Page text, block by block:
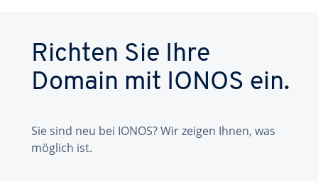
Richten Sie Ihre
Domain mit IONOS ein.
Sie sind neu bei IONOS? Wir zeigen Ihnen, was
möglich ist.